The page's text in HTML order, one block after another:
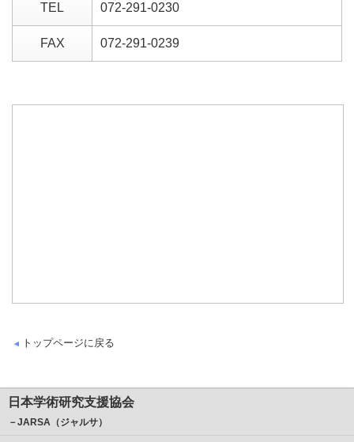
TEL 072-291-0230
FAX 072-291-0239
トップページに戻る
日本学術研究支援協会
－JARSA（ジャルサ）